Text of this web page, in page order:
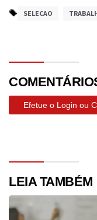
SELECAO
Efetue o Login ou
LEIA TAMBÉM